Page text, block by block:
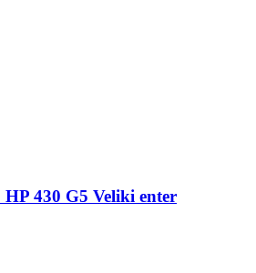
430 G5 Veliki enter